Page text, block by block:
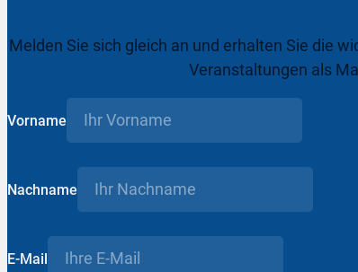
Melden Sie sich gleich an und erhalten Sie die
Veranstaltungen als
Vorname
Nachname
E-Mail